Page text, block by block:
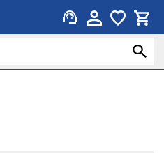
support_agent